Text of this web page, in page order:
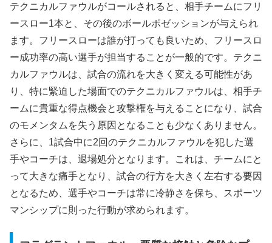
テクニカルファウルがコールされると、相手チームにフリ
ースロー1本と、その後のボールポゼッションが与えられ
ます。フリースローは誰が打っても良いため、フリースロ
ー成功率の高い選手が担当することが一般的です。テクニ
カルファウルは、試合の流れを大きく変える可能性があ
り、特に緊迫した場面でのテクニカルファウルは、相手チ
ームに貴重な得点機会と攻撃権を与えることになり、試合
のモメンタムを失う原因となることも少なくありません。
さらに、1試合中に2回のテクニカルファウルを犯した選
手やコーチは、退場処分となります。これは、チームにと
って大きな痛手となり、試合の行方を大きく左右する要因
となるため、選手やコーチは常に冷静さを保ち、スポーツ
マンシップに則った行動が求められます。